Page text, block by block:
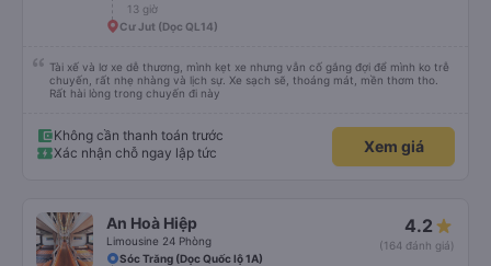
13 giờ
Cư Jut (Dọc QL14)
Tài xế và lơ xe dễ thương, mình kẹt xe nhưng vẫn cố gắng đợi để mình ko trễ
chuyến, rất nhẹ nhàng và lịch sự. Xe sạch sẽ, thoáng mát, mền thơm tho.
Rất hài lòng trong chuyến đi này
Không cần thanh toán trước
Xác nhận chỗ ngay lập tức
Xem giá
An Hoà Hiệp
Limousine 24 Phòng
4.2
(164 đánh giá)
Sóc Trăng (Dọc Quốc lộ 1A)